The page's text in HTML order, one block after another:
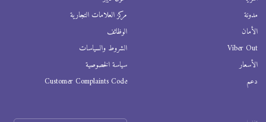
مدونة
الأمان
Viber Out
الأسعار
دعم
مركز العلامات التجارية
الوظائف
الشروط والسياسات
سياسة الخصوصية
Customer Complaints Code